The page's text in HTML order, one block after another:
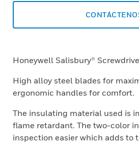
Honeywell Salisbury®
High alloy steel blades for
ergonomic handles for comfort.
The insulating material used is
flame retardant. The two-color
inspection easier which adds to